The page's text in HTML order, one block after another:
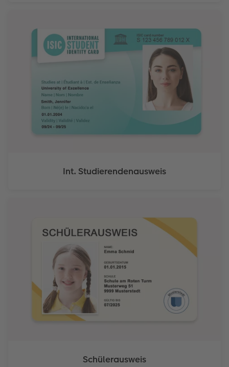
Int. Studierendenausweis
Schülerausweis